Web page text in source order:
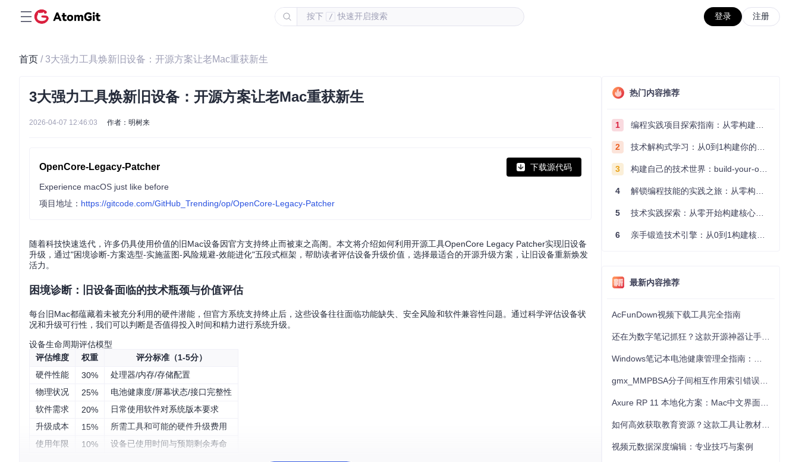
按下 / 快速开启搜索 登录 注册
首页 / 3大强力工具焕新旧设备：开源方案让老Mac重获新生
3大强力工具焕新旧设备：开源方案让老Mac重获新生
2026-04-07 12:46:03 作者：明树来
OpenCore-Legacy-Patcher 下载源代码
Experience macOS just like before
项目地址： https://gitcode.com/GitHub_Trending/op/OpenCore-Legacy-Patcher
随着科技快速迭代，许多仍具使用价值的旧Mac设备因官方支持终止而被束之高阁。本文将介绍如何利用开源工具OpenCore Legacy Patcher实现旧设备
升级，通过"困境诊断-方案选型-实施蓝图-风险规避-效能进化"五段式框架，帮助读者评估设备升级价值，选择最适合的开源升级方案，让旧设备重新焕发
活力。
困境诊断：旧设备面临的技术瓶颈与价值评估
每台旧Mac都蕴藏着未被充分利用的硬件潜能，但官方系统支持终止后，这些设备往往面临功能缺失、安全风险和软件兼容性问题。通过科学评估设备状
况和升级可行性，我们可以判断是否值得投入时间和精力进行系统升级。
设备生命周期评估模型
评估维度
权重
评分标准（1-5分）
硬件性能
30%
处理器/内存/存储配置
物理状况
25%
电池健康度/屏幕状态/接口完整性
软件需求
20%
日常使用软件对系统版本要求
升级成本
15%
所需工具和可能的硬件升级费用
使用年限
10% 设备已使用时间与预期剩余寿命
热门内容推荐
1 编程实践项目探索指南：从零构建技术能力体系
2 技术解构式学习：从0到1构建你的编程知识体系
3 构建自己的技术世界：build-your-own-x项目的实践探索指南
4 解锁编程技能的实践之旅：从零构建你的技术世界
5 技术实践探索：从零开始构建核心系统的实践指南
6 亲手锻造技术引擎：从0到1构建核心系统的实践指南
最新内容推荐
AcFunDown视频下载工具完全指南
视频元数据深度编辑：专业技巧与案例